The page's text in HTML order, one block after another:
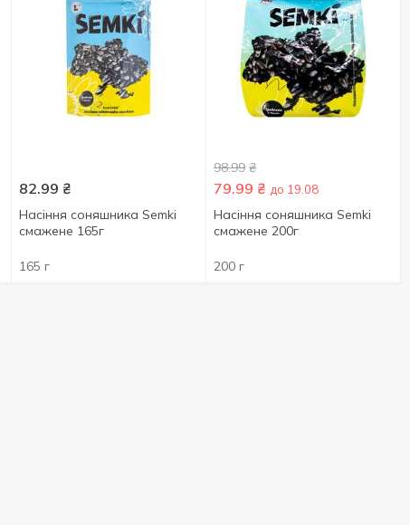
82.99 ₴
Насіння соняшника Semki
смажене 165г
165 г
98.99 ₴
79.99 ₴ до 19.08
Насіння соняшника Semki
смажене 200г
200 г